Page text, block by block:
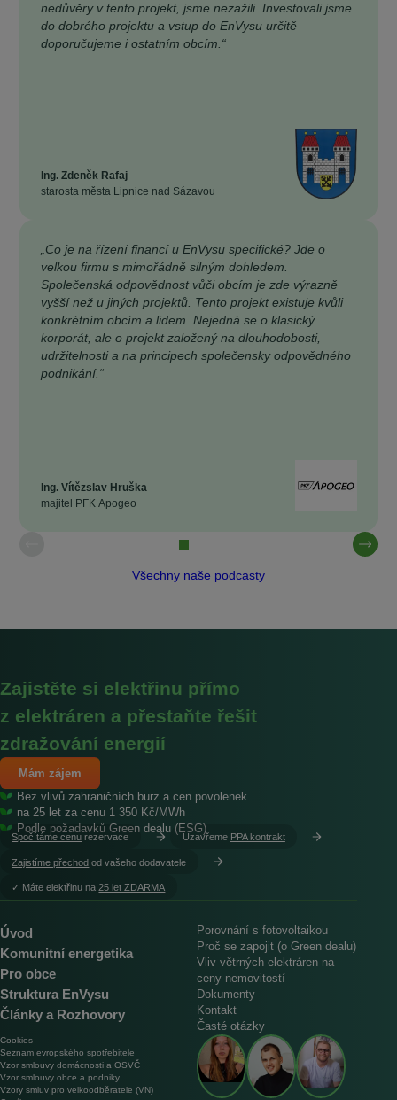
nedůvěry v tento projekt, jsme nezažili. Investovali jsme
do dobrého projektu a vstup do EnVysu určitě
doporučujeme i ostatním obcím.“
Ing. Zdeněk Rafaj
starosta města Lipnice nad Sázavou
„Co je na řízení financí u EnVysu specifické? Jde o
velkou firmu s mimořádně silným dohledem.
Společenská odpovědnost vůči obcím je zde výrazně
vyšší než u jiných projektů. Tento projekt existuje kvůli
konkrétním obcím a lidem. Nejedná se o klasický
korporát, ale o projekt založený na dlouhodobosti,
udržitelnosti a na principech společensky odpovědného
podnikání.“
Ing. Vítězslav Hruška
majitel PFK Apogeo
Všechny naše podcasty
Zajistěte si elektřinu přímo
z elektráren a přestaňte řešit
zdražování energií
Mám zájem
Bez vlivů zahraničních burz a cen povolenek
na 25 let za cenu 1 350 Kč/MWh
Podle požadavků Green dealu (ESG)
Spočítáme cenu rezervace Uzavřeme PPA kontrakt
Zajistíme přechod od vašeho dodavatele
︎✓ Máte elektřinu na25 let ZDARMA
Úvod
Komunitní energetika
Pro obce
Struktura EnVysu
Články a Rozhovory
Porovnání s fotovoltaikou
Proč se zapojit (o Green dealu)
Vliv větrných elektráren na
ceny nemovitostí
Dokumenty
Kontakt
Časté otázky
Cookies
Seznam evropského spotřebitele
Vzor smlouvy domácnosti a OSVČ
Vzor smlouvy obce a podniky
Vzory smluv pro velkoodběratele (VN)